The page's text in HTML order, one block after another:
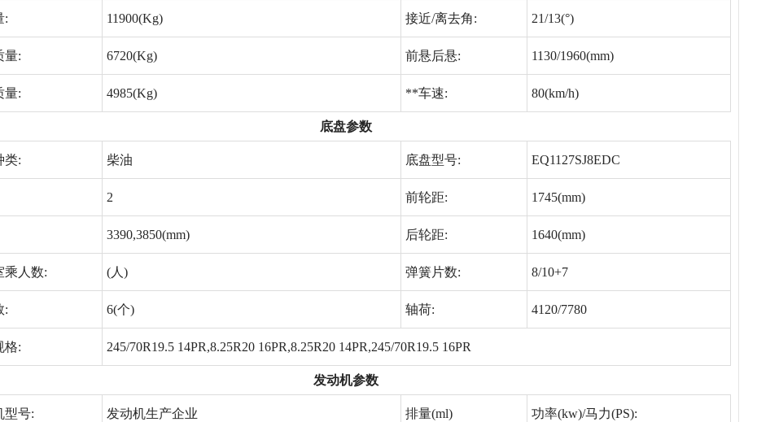
: 11900(Kg) 接近/离去角: 21/13(°)
量: 6720(Kg) 前悬后悬: 1130/1960(mm)
量: 4985(Kg) **车速: 80(km/h)
底盘参数
类: 柴油 底盘型号: EQ1127SJ8EDC
2 前轮距: 1745(mm)
3390,3850(mm) 后轮距: 1640(mm)
乘人数: (人) 弹簧片数: 8/10+7
: 6(个) 轴荷: 4120/7780
格: 245/70R19.5 14PR,8.25R20 16PR,8.25R20 14PR,245/70R19.5 16PR
发动机参数
型号: 发动机生产企业 排量(ml) 功率(kw)/马力(PS):